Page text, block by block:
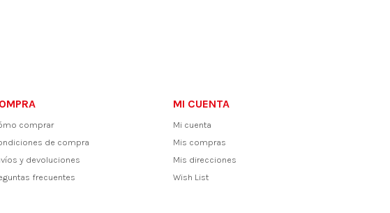
comprar
de compra
y devoluciones
frecuentes
MI CUENTA
Mi cuenta
Mis compras
Mis direcciones
Wish List